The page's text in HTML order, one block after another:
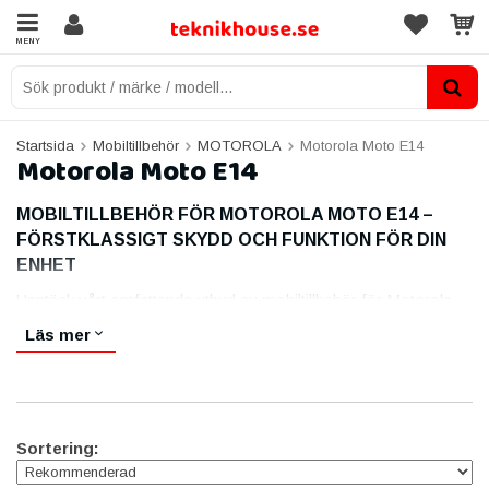
MENY
Startsida Mobiltillbehör MOTOROLA Motorola Moto E14
Motorola Moto E14
MOBILTILLBEHÖR FÖR MOTOROLA MOTO E14 –
FÖRSTKLASSIGT SKYDD OCH FUNKTION FÖR DIN
ENHET
Upptäck vårt omfattande utbud av mobiltillbehör för Motorola
Från tåliga skyddsfodral och skärmskydd till praktiska
SKYDDA DIN MOTOROLA MOTO E14 MED STIL OCH
Läs mer
Sortering: